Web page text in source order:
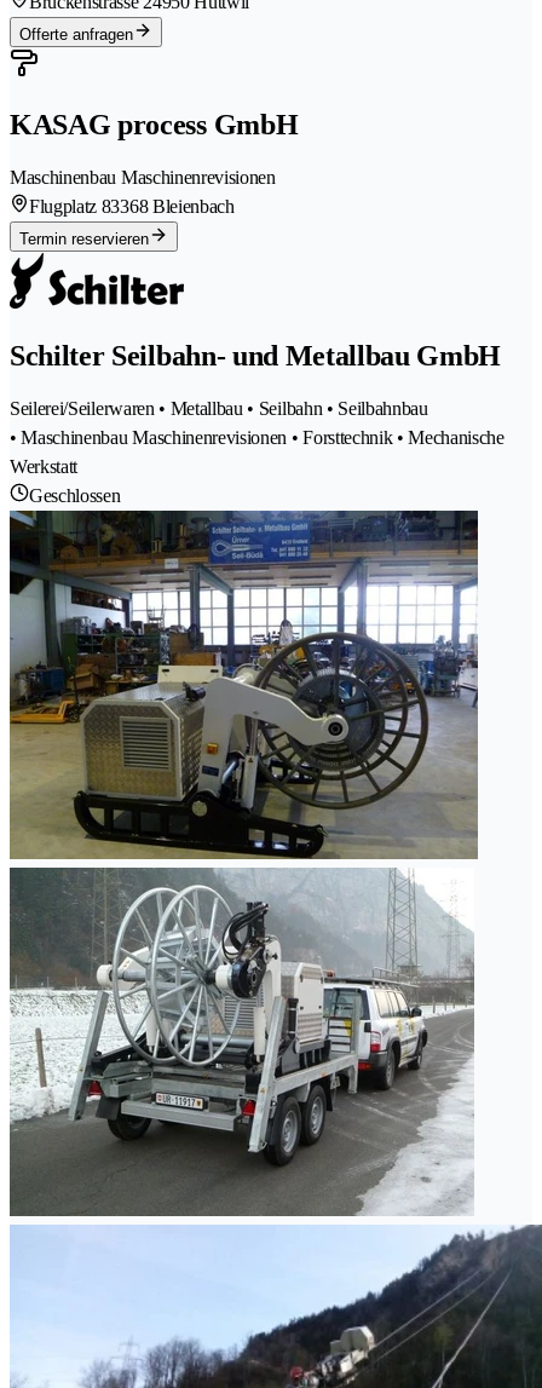
Offerte anfragen
KASAG process GmbH
Maschinenbau Maschinenrevisionen
Flugplatz 83368 Bleienbach
Termin reservieren
Schilter Seilbahn- und Metallbau GmbH
Seilerei/Seilerwaren • Metallbau • Seilbahn • Seilbahnbau
• Maschinenbau Maschinenrevisionen • Forsttechnik • Mechanische
Werkstatt
Geschlossen